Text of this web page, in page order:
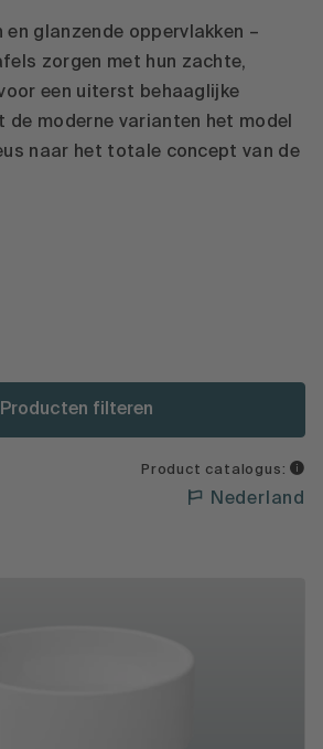
glanzende oppervlakken –
zorgen met hun zachte,
een uiterst behaaglijke
de moderne varianten het model
naar het totale concept van de
Producten filteren
Product catalogus:
Nederland